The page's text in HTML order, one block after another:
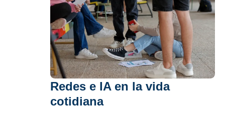
Redes e IA en la vida
cotidiana